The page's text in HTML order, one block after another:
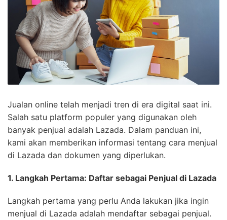
Jualan online telah menjadi tren di era digital saat ini.
Salah satu platform populer yang digunakan oleh
banyak penjual adalah Lazada. Dalam panduan ini,
kami akan memberikan informasi tentang cara menjual
di Lazada dan dokumen yang diperlukan.
1. Langkah Pertama: Daftar sebagai Penjual di Lazada
Langkah pertama yang perlu Anda lakukan jika ingin
menjual di Lazada adalah mendaftar sebagai penjual.